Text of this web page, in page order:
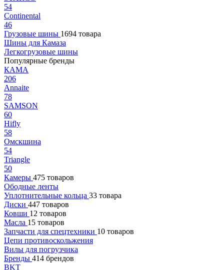
54
Continental
46
Грузовые шины 1694 товара
Шины для Камаза
Легкогрузовые шины
Популярные бренды
КАМА
206
Annaite
78
SAMSON
60
Hifly
58
Омскшина
54
Triangle
50
Камеры 475 товаров
Ободные ленты
Уплотнительные кольца 33 товара
Диски 447 товаров
Ковши 12 товаров
Масла 15 товаров
Запчасти для спецтехники 10 товаров
Цепи противоскольжения
Вилы для погрузчика
Бренды 414 брендов
BKT